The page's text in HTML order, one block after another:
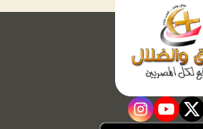
twitter
youtube
instagram